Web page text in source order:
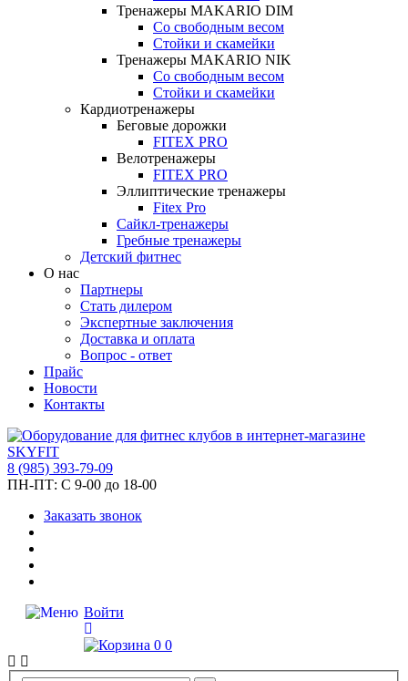
Тренажеры MAKARIO DIM
Со свободным весом
Стойки и скамейки
Тренажеры MAKARIO NIK
Со свободным весом
Стойки и скамейки
Кардиотренажеры
Беговые дорожки
FITEX PRO
Велотренажеры
FITEX PRO
Эллиптические тренажеры
Fitex Pro
Сайкл-тренажеры
Гребные тренажеры
Детский фитнес
О нас
Партнеры
Стать дилером
Экспертные заключения
Доставка и оплата
Вопрос - ответ
Прайс
Новости
Контакты
8 (985) 393-79-09
ПН-ПТ: С 9-00 до 18-00
Заказать звонок
Войти
0 0